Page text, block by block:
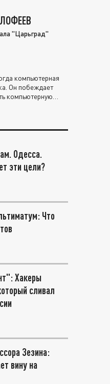
"Царьград"
компьютерная
Он побеждает
компьютерную
Одесса.
эти цели?
Что
Хакеры
сливал
Зезина:
вину на